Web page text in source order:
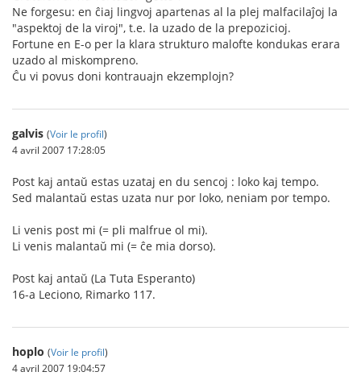
Ne forgesu: en ĉiaj lingvoj apartenas al la plej malfacilaĵoj la
"aspektoj de la viroj", t.e. la uzado de la prepozicioj.
Fortune en E-o per la klara strukturo malofte kondukas erara
uzado al miskompreno.
Ĉu vi povus doni kontrauajn ekzemplojn?
galvis (Voir le profil)
4 avril 2007 17:28:05
Post kaj antaŭ estas uzataj en du sencoj : loko kaj tempo.
Sed malantaŭ estas uzata nur por loko, neniam por tempo.
Li venis post mi (= pli malfrue ol mi).
Li venis malantaŭ mi (= ĉe mia dorso).
Post kaj antaŭ (La Tuta Esperanto)
16-a Leciono, Rimarko 117.
hoplo (Voir le profil)
4 avril 2007 19:04:57